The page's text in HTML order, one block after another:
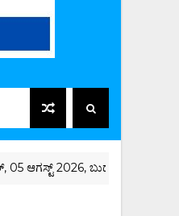
2026, ಬುಧವಾರ